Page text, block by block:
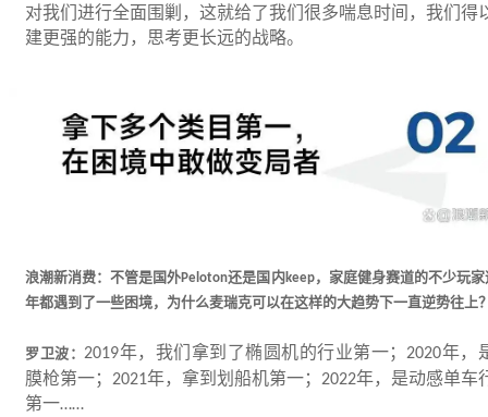
对我们进行全面围剿，这就给了我们很多喘息时间，我们得
建更强的能力，思考更长远的战略。
浪潮新消费：不管是国外Peloton还是国内 keep，家庭健身赛道的不少玩家
年都遇到了一些困境，为什么麦瑞克可以在这样的大趋势下一直逆势往上
罗卫波： 2019年，我们拿到了椭圆机的行业第一； 2020年，
膜枪第一； 2021年，拿到划船机第一； 2022年，是动感单车
第一……